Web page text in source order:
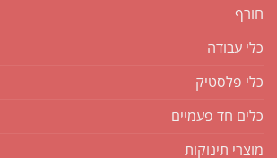
חורף
כלי עבודה
כלי פלסטיק
כלים חד פעמיים
מוצרי תינוקות